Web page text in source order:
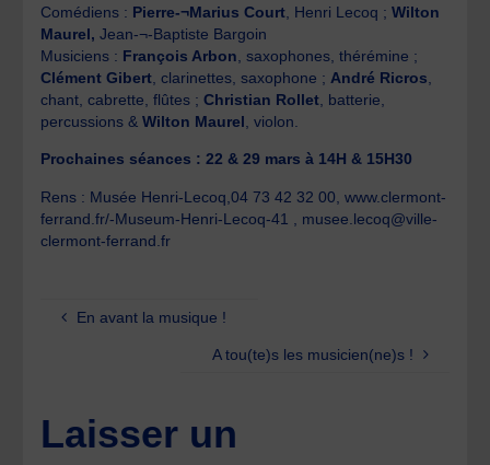
Comédiens : Pierre-¬Marius Court , Henri Lecoq ;Wilton
Maurel, Jean-¬‐Baptiste Bargoin
Musiciens : François Arbon , saxophones, thérémine ;
Clément Gibert , clarinettes, saxophone ; André Ricros
chant, cabrette, flûtes ;Christian Rollet , batterie,
percussions &Wilton Maurel , violon.
Prochaines séances : 22 & 29 mars à 14H & 15H30
Rens : Musée Henri-Lecoq,04 73 42 32 00, www.clermont-
ferrand.fr/-Museum-Henri-Lecoq-41 , musee.lecoq@ville-
clermont-ferrand.fr
En avant la musique !
A tou(te)s les musicien(ne)s !
Laisser un